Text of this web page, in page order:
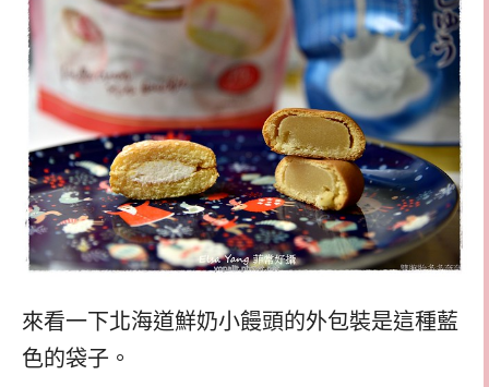
來看一下北海道鮮奶小饅頭的外包裝是這種藍
色的袋子。